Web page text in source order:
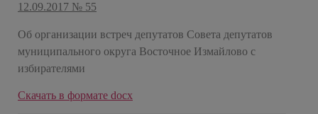
12.09.2017 № 55
Об организации встреч депутатов Совета депутатов
муниципального округа Восточное Измайлово с
избирателями
Скачать в формате docx